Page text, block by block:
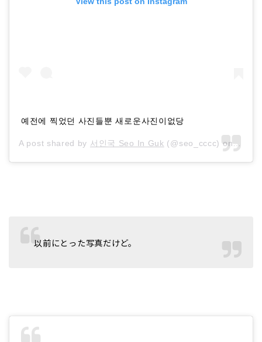
예전에 찍었던 사진들뿐 새로운사진이없당
A post shared by 서인국 Seo In Guk (@seo_cccc) on Feb
以前にとった写真だけど。